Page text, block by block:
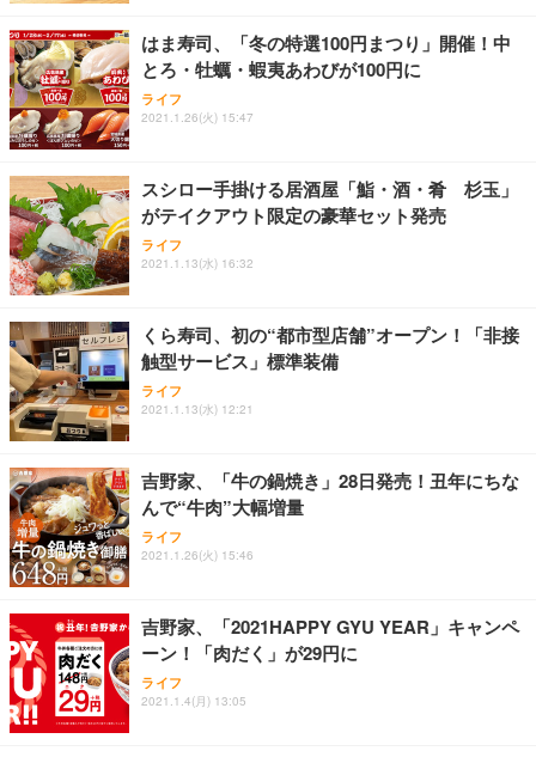
務用 おしゃれ パソコンチェア (ホワイト)
ANDWINT オフィスチェア デスクチェア 肘なし メ
ッシュ 通気性 ランバーサポート付き 腰サポート ガ
ス圧無段階昇降 360度回転 キャスター付き コンパク
【MiniLED/24.5inch/280Hz/FHD】GRAPHT THE S
HOOTER Gaming Monitor 24” Essential ゲーミン
グモニター QD 24.5インチ 1ms FHD 量子ドット 残
アイリスオーヤマ ペットシーツ 超厚型 お徳用 レギ
ュラー 200枚入【Amazon.co.jp限定】
はま寿司、「冬の特選100円まつり」開催！中
とろ・牡蠣・蝦夷あわびが100円に
ライフ
2021.1.26(火) 15:47
スシロー手掛ける居酒屋「鮨・酒・肴 杉玉」
がテイクアウト限定の豪華セット発売
ライフ
2021.1.13(水) 16:32
くら寿司、初の“都市型店舗”オープン！「非接
触型サービス」標準装備
ライフ
2021.1.13(水) 12:21
吉野家、「牛の鍋焼き」28日発売！丑年にちな
んで“牛肉”大幅増量
ライフ
2021.1.26(火) 15:46
吉野家、「2021HAPPY GYU YEAR」キャンペ
ーン！「肉だく」が29円に
ライフ
2021.1.4(月) 13:05